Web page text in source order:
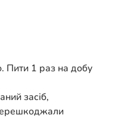
Пити 1 раз на добу
засіб,